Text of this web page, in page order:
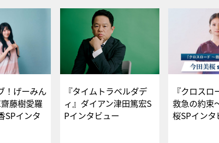
！げーみん
藤樹愛羅
SPインタ
『タイムトラベルダデ
ィ』ダイアン津田篤宏S
Pインタビュー
『クロス
救急の約束
桜SPイ